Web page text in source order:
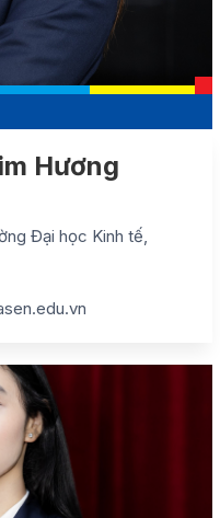
Hương
Đại học Kinh tế,